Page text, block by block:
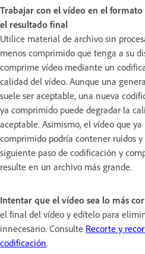
Trabajar con el vídeo en el
el resultado final
Utilice material de archivo sin
menos comprimido que tenga a su
comprime vídeo mediante un
calidad del vídeo. Aunque una
suele ser aceptable, una nueva
ya comprimido puede degradar la
aceptable. Asimismo, el vídeo que
comprimido podría contener ruidos
siguiente paso de codificación y
resulte en un archivo más grande.
Intentar que el vídeo sea lo más
el final del vídeo y edítelo para
innecesario. Consulte Recorte y
codificación.